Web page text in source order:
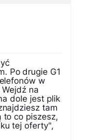
Po drugie G1
w
na
dole jest plik
tam
to co piszesz,
tej oferty",